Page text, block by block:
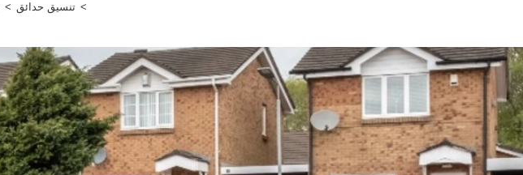
> تنسيق حدائق >